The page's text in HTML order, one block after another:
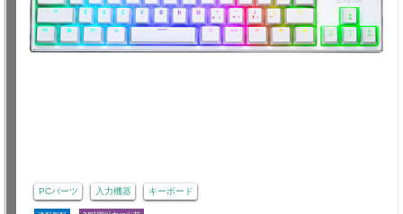
PCパーツ 入力機器 キーボード